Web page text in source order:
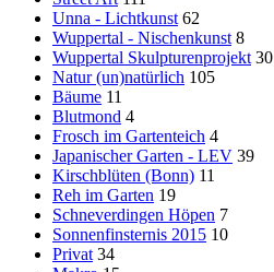
Unna - Lichtkunst 62
Wuppertal - Nischenkunst 8
Wuppertal Skulpturenprojekt 30
Natur (un)natürlich 105
Bäume 11
Blutmond 4
Frosch im Gartenteich 4
Japanischer Garten - LEV 39
Kirschblüten (Bonn) 11
Reh im Garten 19
Schneverdingen Höpen 7
Sonnenfinsternis 2015 10
Privat 34